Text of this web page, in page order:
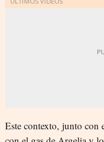
Este contexto, junto con